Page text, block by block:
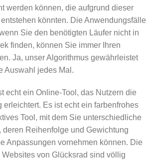
werden können, die aufgrund dieser
könnten. Die Anwendungsfälle
Sie den benötigten Läufer nicht in
finden, können Sie immer Ihren
Ja, unser Algorithmus gewährleistet
Auswahl jedes Mal.
echt ein Online-Tool, das Nutzern die
erleichtert. Es ist echt ein farbenfrohes
Tool, mit dem Sie unterschiedliche
deren Reihenfolge und Gewichtung
Anpassungen vornehmen können. Die
von Glücksrad sind völlig